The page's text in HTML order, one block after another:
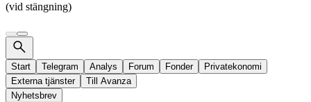
(vid stängning)
Start Telegram Analys Forum Fonder
Privatekonomi
Externa tjänster
Till Avanza
Nyhetsbrev